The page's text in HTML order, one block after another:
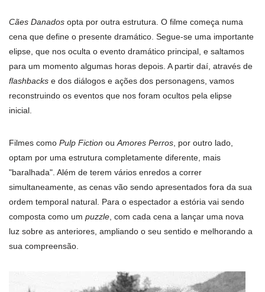
Cães Danados opta por outra estrutura. O filme começa numa
cena que define o presente dramático. Segue-se uma importante
elipse, que nos oculta o evento dramático principal, e saltamos
para um momento algumas horas depois. A partir daí, através de
flashbacks e dos diálogos e ações dos personagens, vamos
reconstruindo os eventos que nos foram ocultos pela elipse
inicial.
Filmes como Pulp Fiction ou Amores Perros , por outro lado,
optam por uma estrutura completamente diferente, mais
"baralhada". Além de terem vários enredos a correr
simultaneamente, as cenas vão sendo apresentados fora da sua
ordem temporal natural. Para o espectador a estória vai sendo
composta como um puzzle , com cada cena a lançar uma nova
luz sobre as anteriores, ampliando o seu sentido e melhorando a
sua compreensão.